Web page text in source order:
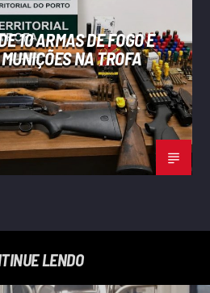
10 ARMAS DE FOGO E
NA TROFA
LENDO